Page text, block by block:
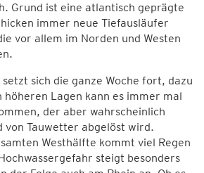
Grund ist eine atlantisch geprägte
immer neue Tiefausläufer
vor allem im Norden und Westen
setzt sich die ganze Woche fort, dazu
höheren Lagen kann es immer mal
der aber wahrscheinlich
von Tauwetter abgelöst wird.
Westhälfte kommt viel Regen
steigt besonders